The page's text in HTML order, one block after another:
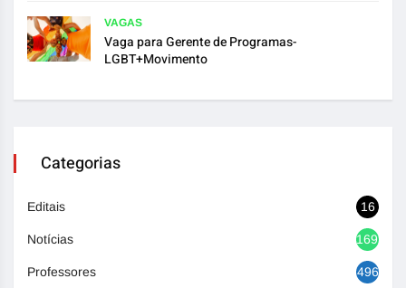
VAGAS
Vaga para Gerente de Programas-
LGBT+Movimento
Categorias
Editais 16
Notícias 1692
Professores 496